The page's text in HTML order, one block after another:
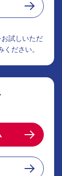
お試しいただ
ださい。